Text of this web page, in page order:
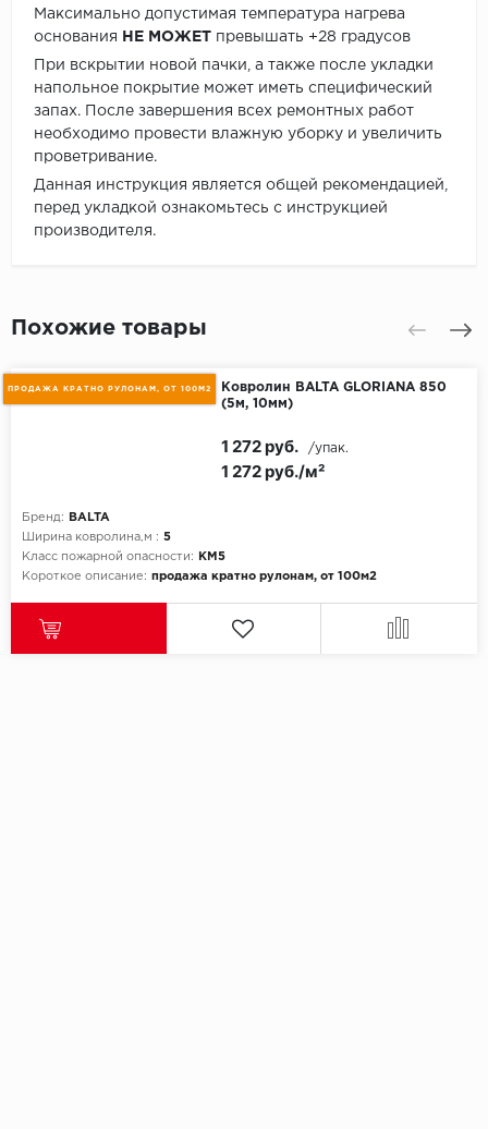
Максимально допустимая температура нагрева
основания
НЕ МОЖЕТ превышать +28 градусов
При вскрытии новой пачки, а также после укладки
напольное покрытие может иметь специфический
запах. После завершения всех ремонтных работ
необходимо провести влажную уборку и увеличить
проветривание.
Данная инструкция является общей рекомендацией,
перед укладкой ознакомьтесь с инструкцией
производителя.
Похожие товары
ПРОДАЖА КРАТНО РУЛОНАМ, ОТ 100М2
Ковролин BALTA GLORIANA 850
(5м, 10мм)
Бренд:
BALTA
Ширина ковролина,м : 5
Класс пожарной опасности:
КМ5
Короткое описание: продажа кратно рулонам, от 100м2
1 272 руб./м²
1 272 руб. /упак.